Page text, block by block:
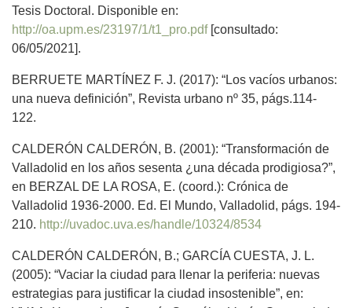
Tesis Doctoral. Disponible en:
http://oa.upm.es/23197/1/t1_pro.pdf[consultado:
06/05/2021].
BERRUETE MARTÍNEZ F. J. (2017): “Los vacíos urbanos:
una nueva definición”, Revista urbano nº 35, págs.114-
122.
CALDERÓN CALDERÓN, B. (2001): “Transformación de
Valladolid en los años sesenta ¿una década prodigiosa?”,
en BERZAL DE LA ROSA, E. (coord.): Crónica de
Valladolid 1936-2000. Ed. El Mundo, Valladolid, págs. 194-
210. http://uvadoc.uva.es/handle/10324/8534
CALDERÓN CALDERÓN, B.; GARCÍA CUESTA, J. L.
(2005): “Vaciar la ciudad para llenar la periferia: nuevas
estrategias para justificar la ciudad insostenible”, en: